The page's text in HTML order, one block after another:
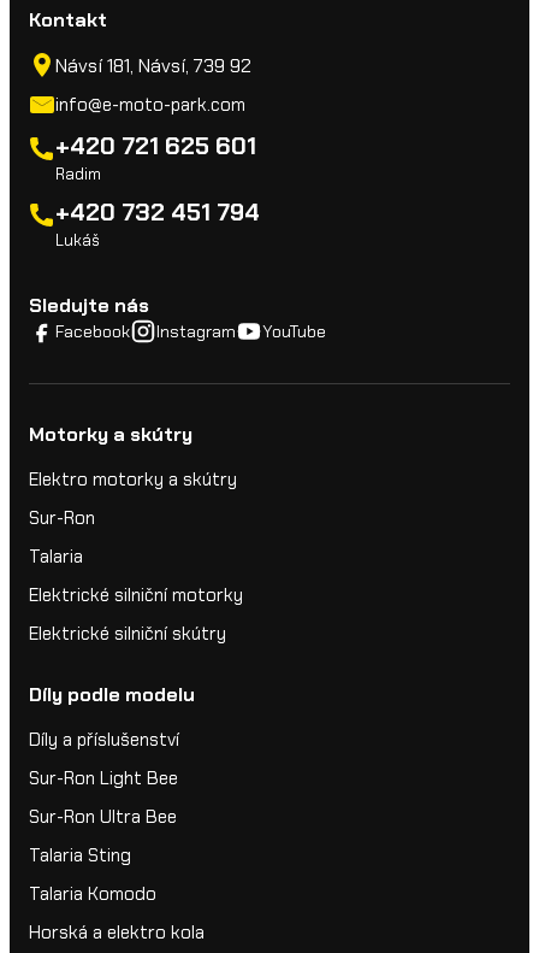
Kontakt
Návsí 181, Návsí, 739 92
info@e-moto-park.com
+420 721 625 601
Radim
+420 732 451 794
Lukáš
Sledujte nás
Facebook Instagram YouTube
Motorky a skútry
Elektro motorky a skútry
Sur-Ron
Talaria
Elektrické silniční motorky
Elektrické silniční skútry
Díly podle modelu
Díly a příslušenství
Sur-Ron Light Bee
Sur-Ron Ultra Bee
Talaria Sting
Talaria Komodo
Horská a elektro kola